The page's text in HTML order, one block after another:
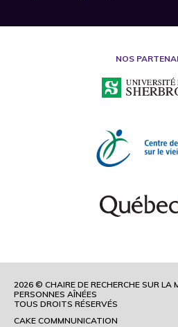
NOS
2026 © CHAIRE DE RECHERCHE SUR LA
PERSONNES AÎNÉES
TOUS DROITS RÉSERVÉS
CAKE COMMNUNICATION